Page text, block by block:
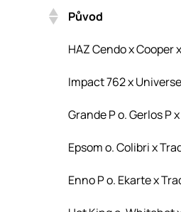
Původ
Původ
HAZ Cendo x Cooper
Impact 762 x Universe
Grande P o. Gerlos P
Epsom o. Colibri x
Enno P o. Ekarte x